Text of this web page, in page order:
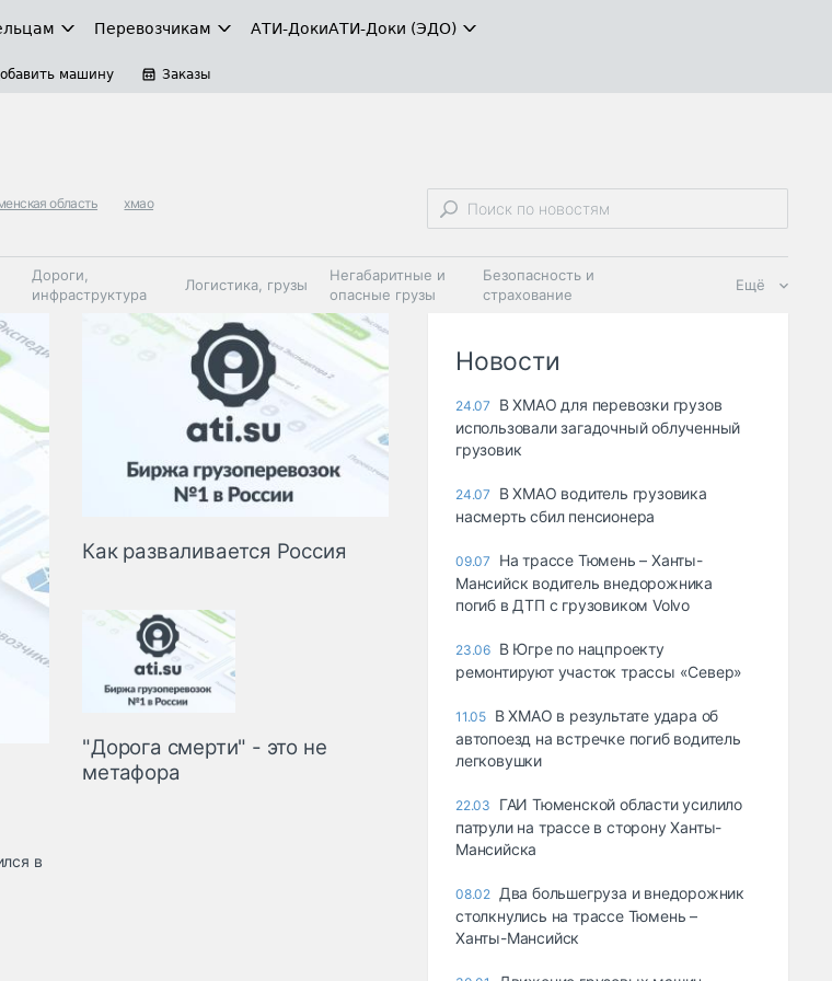
Перевозчикам АТИ-ДокиАТИ-Доки (ЭДО)
машину Заказы
область хмао
Дороги,
инфраструктура
Логистика, грузы
Негабаритные и
опасные грузы
Безопасность и
страхование
Спецтехника
Автосервис,
запчасти, шины
Топливо, масла и
автохимия
Ещё
в
Как разваливается Россия
"Дорога смерти" - это не
метафора
Новости
24.07
В ХМАО для перевозки грузов
использовали загадочный облученный
грузовик
24.07
В ХМАО водитель грузовика
насмерть сбил пенсионера
09.07
На трассе Тюмень – Ханты-
Мансийск водитель внедорожника
погиб в ДТП с грузовиком Volvo
23.06 В Югре по нацпроекту
ремонтируют участок трассы «Север»
11.05 В ХМАО в результате удара об
автопоезд на встречке погиб водитель
легковушки
22.03
ГАИ Тюменской области усилило
патрули на трассе в сторону Ханты-
Мансийска
08.02 Два большегруза и внедорожник
столкнулись на трассе Тюмень –
Ханты-Мансийск